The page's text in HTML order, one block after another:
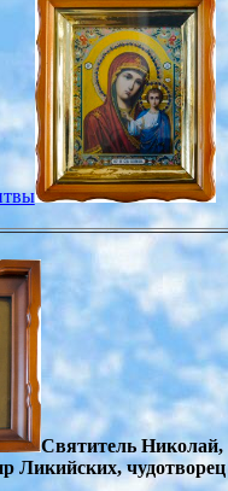
Святитель Николай,
Ликийских, чудотворец